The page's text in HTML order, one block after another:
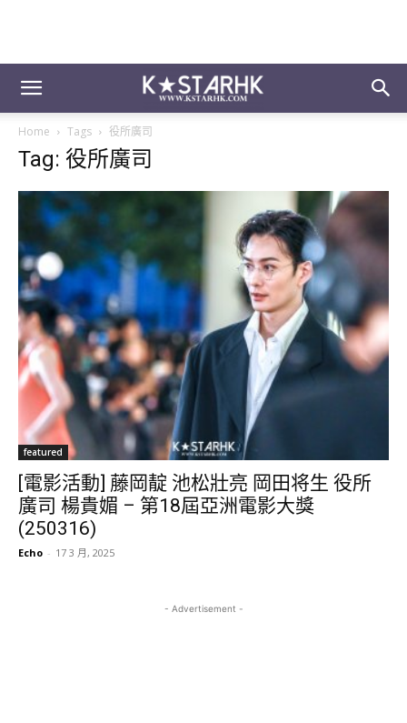
Home Tags 役所廣司
Tag: 役所廣司
featured
[電影活動] 藤岡靛 池松壯亮 岡田将生 役所
廣司 楊貴媚 – 第18屆亞洲電影大獎
(250316)
Echo - 17 3 月, 2025
- Advertisement -